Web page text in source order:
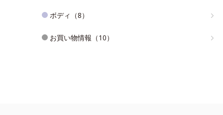
ボディ（8）
お買い物情報（10）